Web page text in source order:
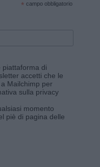
* campo obbligatorio
piattaforma di
accetti che le
Mailchimp per
sulla privacy
momento
piè di pagina delle